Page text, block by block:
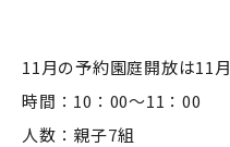
11月の予約園庭開放は11
時間：10：00～11：00
人数：親子7組